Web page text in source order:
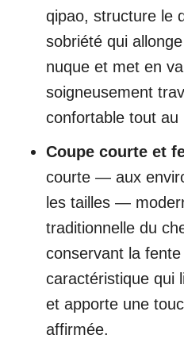
qipao, structure le
sobriété qui
nuque et met en
soigneusement
confortable tout au
Coupe courte et
courte — aux
les tailles —
traditionnelle du
conservant la
caractéristique qui
et apporte une
affirmée.